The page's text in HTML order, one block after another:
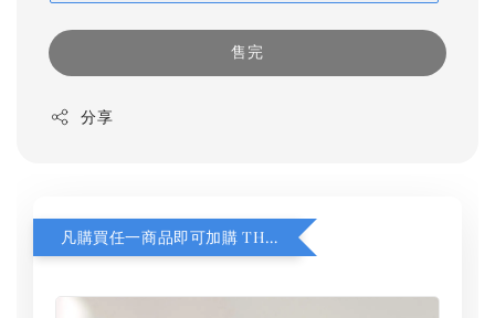
售完
分享
凡購買任一商品即可加購 THT 九週年 同一片天空 無框畫 30 x 30 cm 附掛勾 (黑膠封面大小）